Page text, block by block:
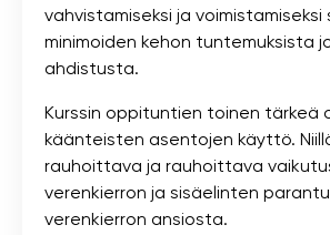
vahvistamiseksi ja voimistamiseksi
minimoiden kehon tuntemuksista
ahdistusta.
Kurssin oppituntien toinen tärkeä
käänteisten asentojen käyttö.
rauhoittava ja rauhoittava
verenkierron ja sisäelinten
verenkierron ansiosta.